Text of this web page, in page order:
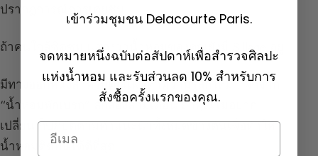
ปรากฏการณ์การเคยชิน
ถ้าคนใกล้ชิดชม แสดงว่าน้ำหอมของคุณยังมี Sillage อยู่
มีทางออกหนึ่งสำหรับคุณเพื่อหาความรู้สึกใหม่ : พักจาก
“น้ำหอมพักเบรก” สักสองสามเดือน ถ้าคุณไม่อยาก
เปลี่ยน ก็ปฏิบัติตามคำแนะนำทั้งหมดข้างต้นเพื่อทำให้
น้ำหอมติดทนได้ดีที่สุด
เข้าร่วมชุมชน Delacourte Paris.
จดหมายหนึ่งฉบับต่อสัปดาห์เพื่อสำรวจศิลปะ
แห่งน้ำหอม และรับส่วนลด 10% สำหรับการ
สั่งซื้อครั้งแรกของคุณ.
Email